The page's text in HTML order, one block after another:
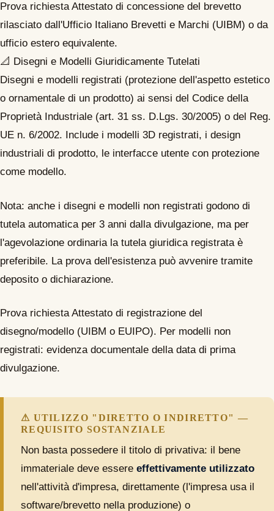
Prova richiesta Attestato di concessione del brevetto
rilasciato dall'Ufficio Italiano Brevetti e Marchi (UIBM) o da
ufficio estero equivalente.
📐 Disegni e Modelli Giuridicamente Tutelati
Disegni e modelli registrati (protezione dell'aspetto estetico
o ornamentale di un prodotto) ai sensi del Codice della
Proprietà Industriale (art. 31 ss. D.Lgs. 30/2005) o del Reg.
UE n. 6/2002. Include i modelli 3D registrati, i design
industriali di prodotto, le interfacce utente con protezione
come modello.
Nota: anche i disegni e modelli non registrati godono di
tutela automatica per 3 anni dalla divulgazione, ma per
l'agevolazione ordinaria la tutela giuridica registrata è
preferibile. La prova dell'esistenza può avvenire tramite
deposito o dichiarazione.
Prova richiesta Attestato di registrazione del
disegno/modello (UIBM o EUIPO). Per modelli non
registrati: evidenza documentale della data di prima
divulgazione.
⚠ UTILIZZO "DIRETTO O INDIRETTO" —
REQUISITO SOSTANZIALE
Non basta possedere il titolo di privativa: il bene
immateriale deve essere effettivamente utilizzato
nell'attività d'impresa, direttamente (l'impresa usa il
software/brevetto nella produzione) o